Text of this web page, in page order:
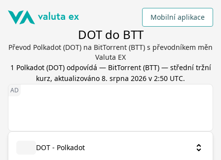
Mobilní aplikace
DOT do BTT
Převod Polkadot (DOT) na BitTorrent (BTT) s převodníkem měn
Valuta EX
1 Polkadot(DOT) odpovídá — BitTorrent(BTT) — střední tržní
kurz, aktualizováno 8. srpna 2026 v 2:50 UTC.
DOT - Polkadot